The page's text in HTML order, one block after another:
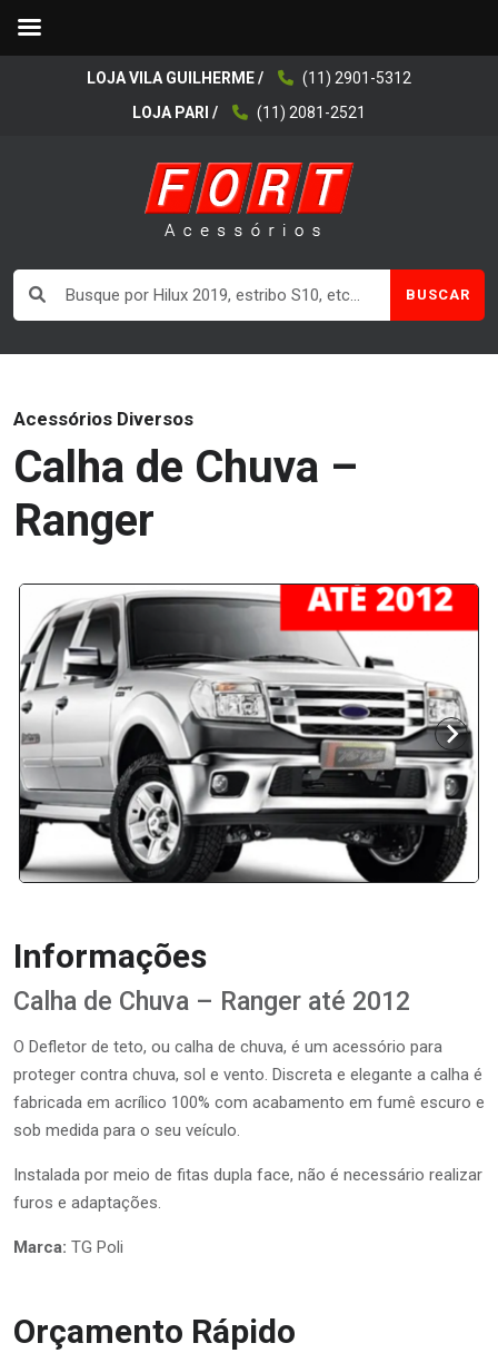
LOJA VILA GUILHERME /
(11) 2901-5312
LOJA PARI /
(11) 2081-2521
BUSCAR
Acessórios Diversos
Calha de Chuva –
Ranger
Informações
Calha de Chuva – Ranger até 2012
O Defletor de teto, ou calha de chuva, é um acessório para
proteger contra chuva, sol e vento. Discreta e elegante a calha é
fabricada em acrílico 100% com acabamento em fumê escuro e
sob medida para o seu veículo.
Instalada por meio de fitas dupla face, não é necessário realizar
furos e adaptações.
Marca: TG Poli
Orçamento Rápido